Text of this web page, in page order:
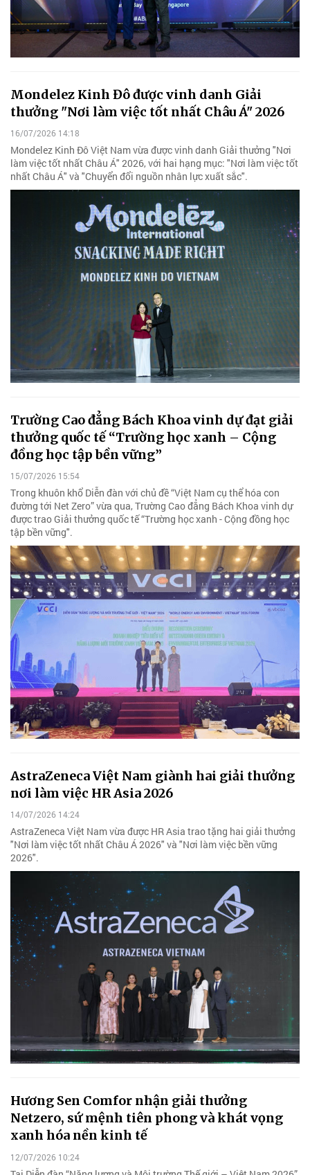
Mondelez Kinh Đô được vinh danh Giải
thưởng "Nơi làm việc tốt nhất Châu Á" 2026
16/07/2026 14:18
Mondelez Kinh Đô Việt Nam vừa được vinh danh Giải thưởng "Nơi
làm việc tốt nhất Châu Á" 2026, với hai hạng mục: "Nơi làm việc tốt
nhất Châu Á" và "Chuyển đổi nguồn nhân lực xuất sắc".
Trường Cao đẳng Bách Khoa vinh dự đạt giải
thưởng quốc tế “Trường học xanh – Cộng
đồng học tập bền vững”
15/07/2026 15:54
Trong khuôn khổ Diễn đàn với chủ đề “Việt Nam cụ thể hóa con
đường tới Net Zero” vừa qua, Trường Cao đẳng Bách Khoa vinh dự
được trao Giải thưởng quốc tế “Trường học xanh - Cộng đồng học
tập bền vững".
AstraZeneca Việt Nam giành hai giải thưởng
nơi làm việc HR Asia 2026
14/07/2026 14:24
AstraZeneca Việt Nam vừa được HR Asia trao tặng hai giải thưởng
"Nơi làm việc tốt nhất Châu Á 2026" và "Nơi làm việc bền vững
2026".
Hương Sen Comfor nhận giải thưởng
Netzero, sứ mệnh tiên phong và khát vọng
xanh hóa nền kinh tế
12/07/2026 10:24